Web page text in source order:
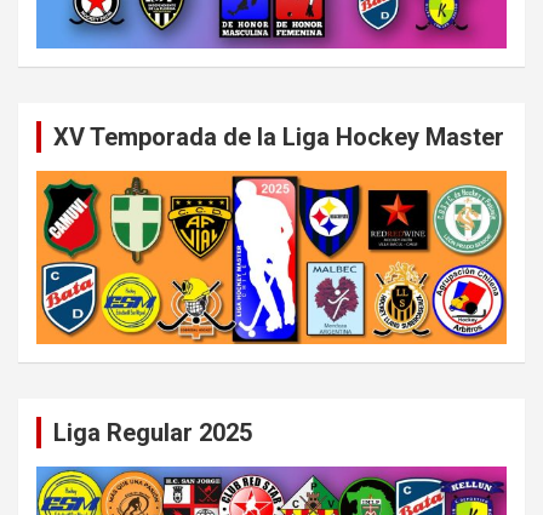
XV Temporada de la Liga Hockey Master
Liga Regular 2025